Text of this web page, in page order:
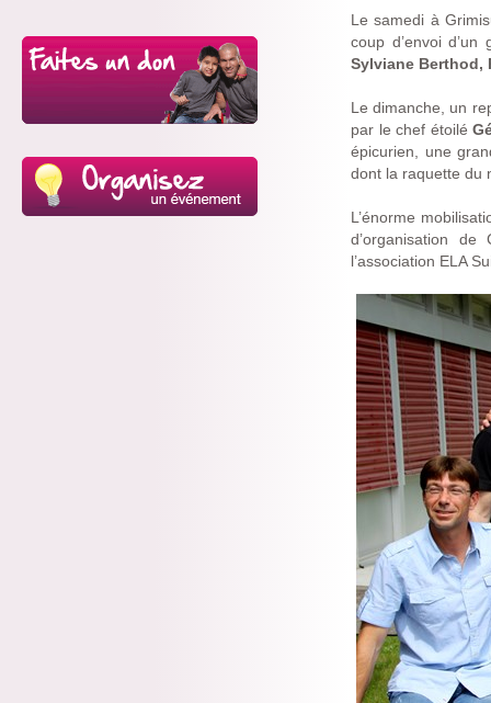
Le samedi à
coup d’envoi
Sylviane Berthod,
Le dimanche, un
par le chef étoilé
épicurien, une
dont la raquette du
L’énorme
d’organisation
l’association ELA